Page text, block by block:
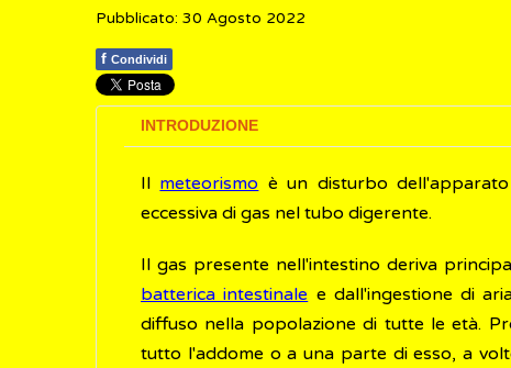
Pubblicato: 30 Agosto 2022
f Condividi
INTRODUZIONE
Il meteorismo è un disturbo
eccessiva di gas nel tubo digerente.
Il gas presente nell'intestino deriva
batterica intestinale e dall'ingestione di
diffuso nella popolazione di tutte le età.
tutto l'addome o a una parte di esso, a